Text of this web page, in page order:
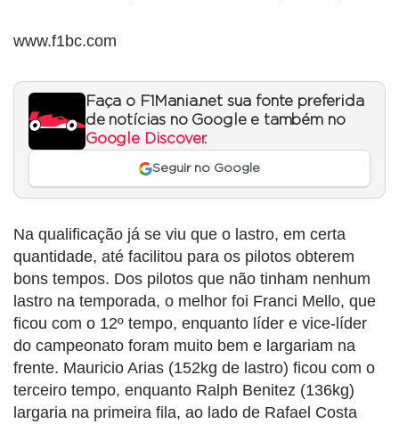
www.f1bc.com
Faça o F1Mania.net sua fonte preferida
de notícias no Google e também no
Google Discover.
Seguir no Google
Na qualificação já se viu que o lastro, em certa
quantidade, até facilitou para os pilotos obterem
bons tempos. Dos pilotos que não tinham nenhum
lastro na temporada, o melhor foi Franci Mello, que
ficou com o 12º tempo, enquanto líder e vice-líder
do campeonato foram muito bem e largariam na
frente. Mauricio Arias (152kg de lastro) ficou com o
terceiro tempo, enquanto Ralph Benitez (136kg)
largaria na primeira fila, ao lado de Rafael Costa